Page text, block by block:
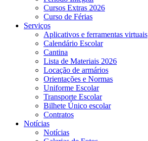
Cursos Extras 2026
Curso de Férias
Serviços
Aplicativos e ferramentas virtuais
Calendário Escolar
Cantina
Lista de Materiais 2026
Locação de armários
Orientações e Normas
Uniforme Escolar
Transporte Escolar
Bilhete Único escolar
Contratos
Notícias
Notícias